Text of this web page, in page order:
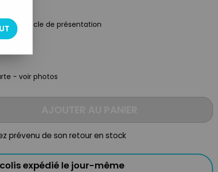
avec socle de présentation
- voir photos
prévenu de son retour en stock
expédié le jour-même